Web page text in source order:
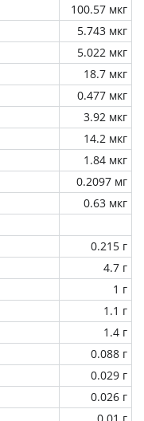
100.57 мкг
5.743 мкг
5.022 мкг
18.7 мкг
0.477 мкг
3.92 мкг
14.2 мкг
1.84 мкг
0.2097 мг
0.63 мкг
0.215 г
4.7 г
1 г
1.1 г
1.4 г
0.088 г
0.029 г
0.026 г